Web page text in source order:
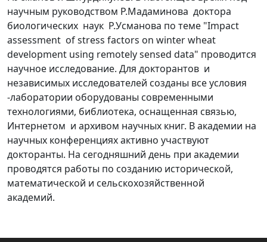
научным руководством Р.Мадаминова доктора
биологических наук Р.Усманова по теме "Impact
assessment of stress factors on winter wheat
development using remotely sensed data" проводится
научное исследование. Для докторантов и
независимых исследователей созданы все условия
-лаборатории оборудованы современными
технологиями, библиотека, оснащенная связью,
Интернетом и архивом научных книг. В академии на
научных конференциях активно участвуют
докторанты. На сегодняшний день при академии
проводятся работы по созданию исторической,
математической и сельскохозяйственной
академий.